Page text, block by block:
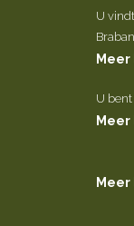
U
Meer
U
Meer
Meer